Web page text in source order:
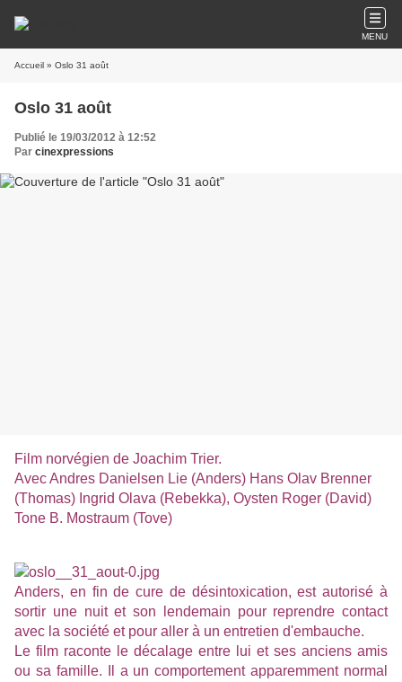
MENU
Accueil » Oslo 31 août
Oslo 31 août
Publié le 19/03/2012 à 12:52
Par cinexpressions
Film norvégien de Joachim Trier.
Avec Andres Danielsen Lie (Anders) Hans Olav Brenner
(Thomas) Ingrid Olava (Rebekka), Oysten Roger (David)
Tone B. Mostraum (Tove)
Anders, en fin de cure de désintoxication, est autorisé à
sortir une nuit et son lendemain pour reprendre contact
avec la société et pour aller à un entretien d'embauche.
Le film raconte le décalage entre lui et ses anciens amis
ou sa famille. Il a un comportement apparemment normal